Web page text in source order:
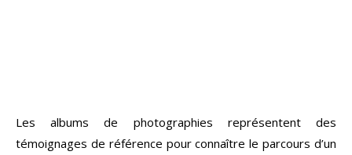
Les albums de photographies représentent des
témoignages de référence pour connaître le parcours d’un